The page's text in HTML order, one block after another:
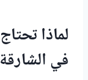
لماذا
في